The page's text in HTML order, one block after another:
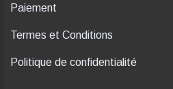
Paiement
Termes et Conditions
Politique de confidentialité